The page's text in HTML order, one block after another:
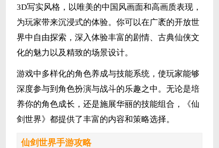
3D写实风格，以唯美的中国风画面和高画质表现，
为玩家带来沉浸式的体验。你可以在广袤的开放世
界中自由探索，深入体验丰富的剧情、古典仙侠文
化的魅力以及精致的场景设计。
游戏中多样化的角色养成与技能系统，使玩家能够
深度参与到角色扮演与战斗的乐趣之中。无论是培
养你的角色成长，还是施展华丽的技能组合，《仙
剑世界》都提供了丰富的内容和策略选择。
仙剑世界手游攻略